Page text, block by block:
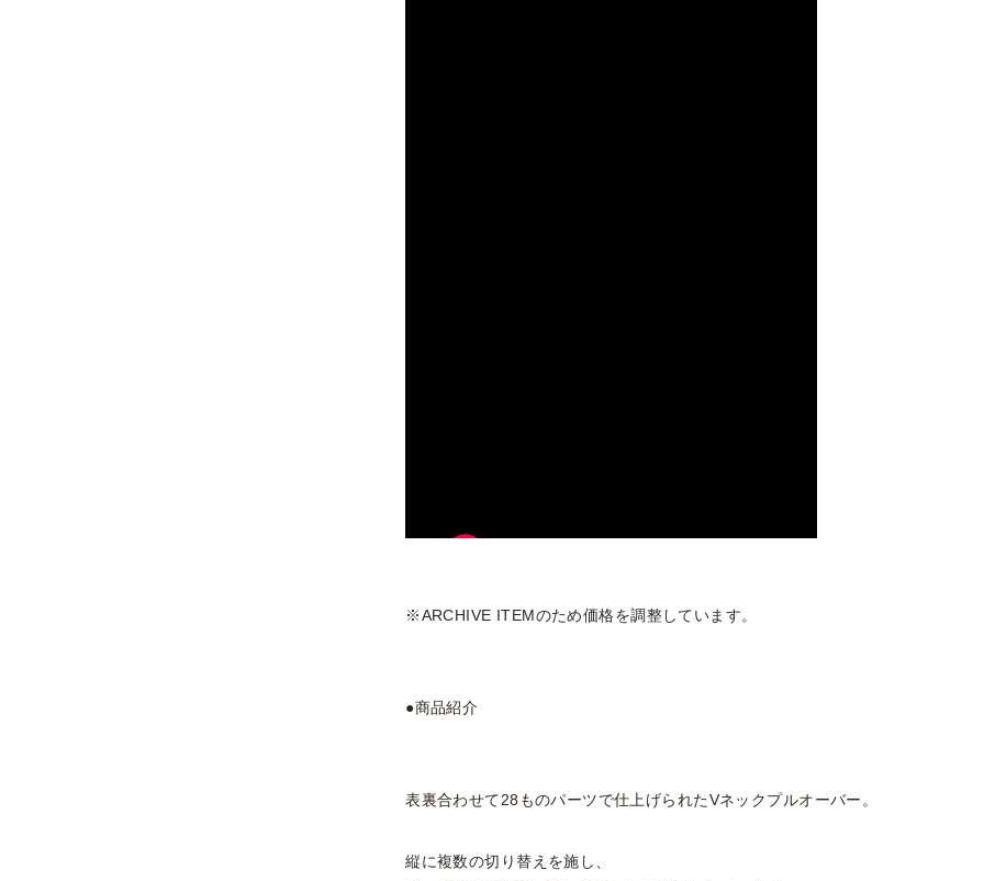
※ARCHIVE ITEMのため価格を調整しています。
●商品紹介
表裏合わせて28ものパーツで仕上げられたVネックプルオーバー。
縦に複数の切り替えを施し、